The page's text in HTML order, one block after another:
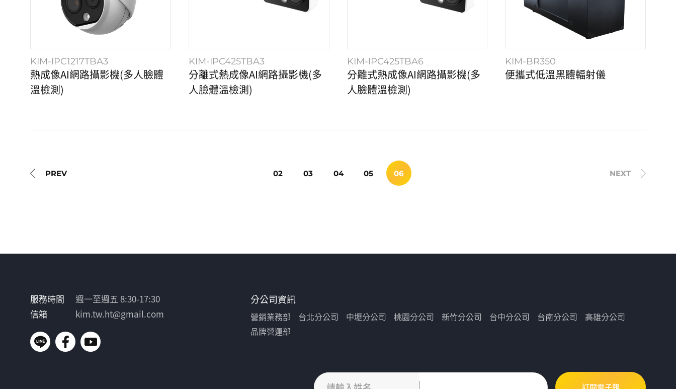
KIM-IPC1217TBA3
熱成像AI網路攝影機(多人臉體
溫檢測)
KIM-IPC425TBA3
分離式熱成像AI網路攝影機(多
人臉體溫檢測)
KIM-IPC425TBA6
分離式熱成像AI網路攝影機(多
人臉體溫檢測)
KIM-BR350
便攜式低溫黑體輻射儀
02 03 04 05 06
服務時間
週一至週五 8:30-17:30
信箱
kim.tw.ht@gmail.com
分公司資訊
營銷業務部 台北分公司 中壢分公司 桃園分公司 新竹分公司 台中分公司 台南分公司
高雄分公司
品牌營運部